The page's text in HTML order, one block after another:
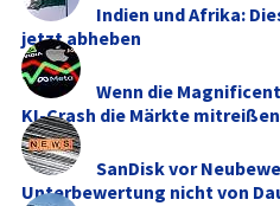
Indien und Afrika:
jetzt abheben
Wenn die
KI-Crash die Märkte mitreißen
SanDisk vor
Unterbewertung nicht von